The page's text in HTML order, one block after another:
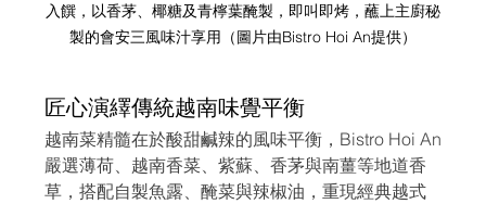
入饌，以香茅、椰糖及青檸葉醃製，即叫即烤，蘸上主廚秘
製的會安三風味汁享用 （圖片由Bistro Hoi An提供）
匠心演繹傳統越南味覺平衡
越南菜精髓在於酸甜鹹辣的風味平衡，Bistro Hoi An
嚴選薄荷、越南香菜、紫蘇、香茅與南薑等地道香
草，搭配自製魚露、醃菜與辣椒油，重現經典越式